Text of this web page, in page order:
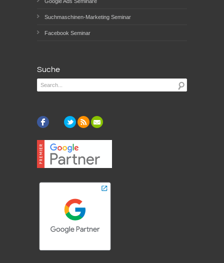
Suchmaschinen-Marketing Seminar
Facebook Seminar
Suche